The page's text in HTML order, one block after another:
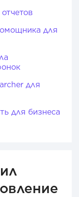
для
для
для бизнеса